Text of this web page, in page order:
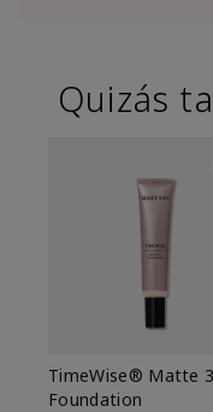
Quizás
TimeWise® Matte
Foundation